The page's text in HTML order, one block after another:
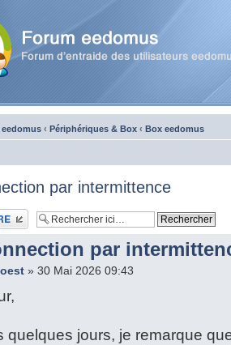
‹ Périphériques & Box ‹ Box eedomus
par intermittence
par
» 30 Mai 2026 09:43
quelques jours, je remarque